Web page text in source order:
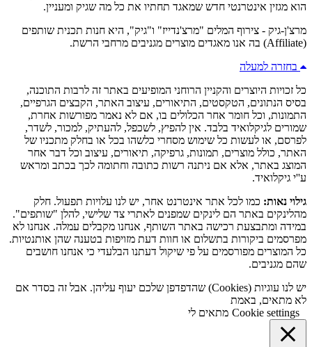
הוא מגזין אינטרנטי חדש שמאגד תחתיו את כל מה שגיק ומעניין.
מרצ'ן-גיק - צירוף המלים "מרצ'נדייז" ו"גיק", היא חנות תכנית שותפים
(Affiliate) בה אנו מאגדים מוצרים מגניבים מרחבי הרשת.
בחזרה למעלה
כל זכויות היוצרים והקניין הרוחני המופיעים באתר זה לרבות התוכנה,
בסיס הנתונים, הטקסטים, התיאורים, עיצוב האתר, הקבצים הגרפיים,
התמונות, וכל חומר אחר הכלולים בו, אם לא נאמר מפורשות אחרת,
שמורים לגיקלואיד בלבד. אין להפיץ, לשכפל, להעתיק, למכור, לשדר,
לפרסם, או לעשות כל שימוש מסחרי כלשהו בכל או בחלק מתכניו של
האתר, כולל מוצרים, תמונות, גרפיקה, תיאורים, עיצוב וכל דבר אחר
המוצג באתר, אלא אם ניתנה רשות כתובה וחתומה לכך בכתב ומראש
ע''י גיקלואיד.
גילוי נאות: כמו לכל אתר אינטרנט אחר, יש לנו עלויות תפעול. חלק
מהלינקים באתר הם לינקים שמפנים לאתרי צד שלישי, להלן "שותפים".
במידה ומתבצעת רכישה באתר השותף, אנחנו מקבלים עמלה. אנחנו לא
מפרסמים ביקורות בתשלום או חוות דעת מזויפות בטענה שהן אותנטיות.
כל המוצרים מפורסמים על פי שיקול דעתנו הבלעדי כי אנחנו חושבים
שהם מגניבים.
יש לנו עוגיות (Cookies) שהדפדפן שלכם יעוף עליהן. אבל זה בסדר אם
לא מתאים, באמת
Cookie settings מתאים לי